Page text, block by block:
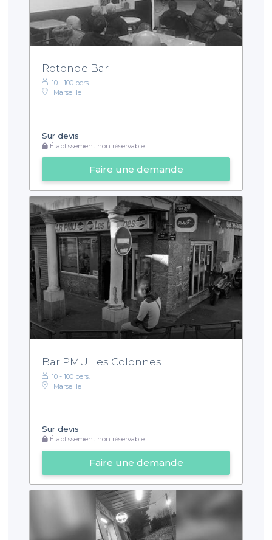
Rotonde Bar
10 - 100 pers.
Marseille
Sur devis
Établissement non réservable
Faire une demande
Bar PMU Les Colonnes
10 - 100 pers.
Marseille
Sur devis
Établissement non réservable
Faire une demande